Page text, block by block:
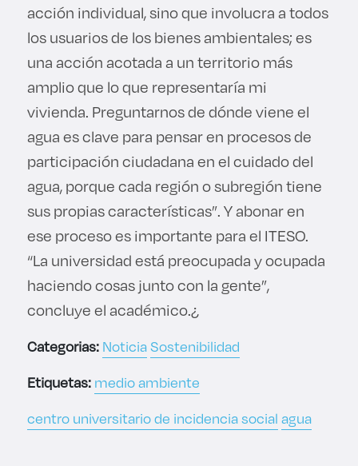
acción individual, sino que involucra a todos
los usuarios de los bienes ambientales; es
una acción acotada a un territorio más
amplio que lo que representaría mi
vivienda. Preguntarnos de dónde viene el
agua es clave para pensar en procesos de
participación ciudadana en el cuidado del
agua, porque cada región o subregión tiene
sus propias características”. Y abonar en
ese proceso es importante para el ITESO.
“La universidad está preocupada y ocupada
haciendo cosas junto con la gente”,
concluye el académico.¿
Categorias:NoticiaSostenibilidad
Etiquetas:medio ambiente
centro universitario de incidencia socialagua